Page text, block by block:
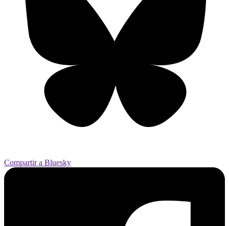
Compartir a Bluesky